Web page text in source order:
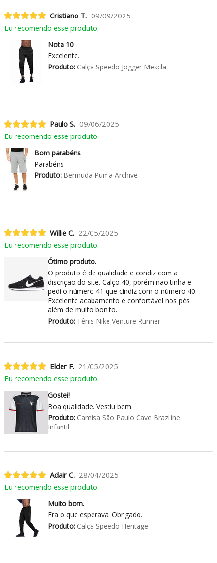
Cristiano T. 09/09/2025
Eu recomendo esse produto.
Nota 10
Excelente.
Produto:Calça Speedo Jogger Mescla
Paulo S. 09/06/2025
Eu recomendo esse produto.
Bom parabéns
Parabéns
Produto:Bermuda Puma Archive
Willie C. 22/05/2025
Eu recomendo esse produto.
Ótimo produto.
O produto é de qualidade e condiz com a
discrição do site. Calço 40, porém não tinha e
pedi o número 41 que cindiz com o número 40.
Excelente acabamento e confortável nos pés
além de muito bonito.
Produto:Tênis Nike Venture Runner
Elder F. 21/05/2025
Eu recomendo esse produto.
Gostei!
Boa qualidade. Vestiu bem.
Produto:Camisa São Paulo Cave Braziline
Infantil
Adair C. 28/04/2025
Eu recomendo esse produto.
Muito bom.
Era o que esperava. Obrigado.
Produto:Calça Speedo Heritage